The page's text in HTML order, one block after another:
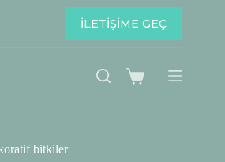
İLETİŞİME GEÇ
Shopping
bitkiler